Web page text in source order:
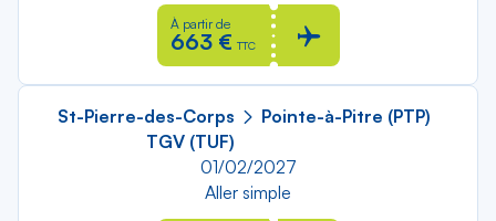
À partir de
663 € TTC
St-Pierre-des-Corps
TGV (TUF)
Pointe-à-Pitre (PTP)
01/02/2027
Aller simple